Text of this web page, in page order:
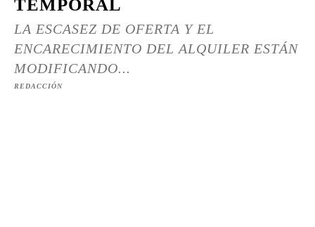
TEMPORAL
LA ESCASEZ DE OFERTA Y EL
ENCARECIMIENTO DEL ALQUILER ESTÁN
MODIFICANDO...
REDACCIÓN